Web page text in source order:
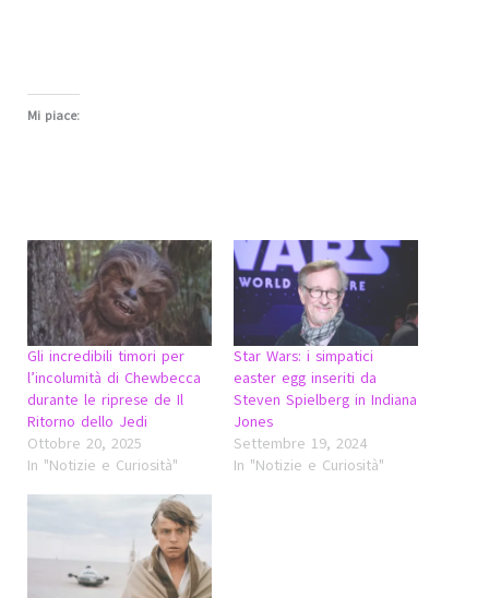
Mi piace:
Gli incredibili timori per
l’incolumità di Chewbecca
durante le riprese de Il
Ritorno dello Jedi
Ottobre 20, 2025
In "Notizie e Curiosità"
Star Wars: i simpatici
easter egg inseriti da
Steven Spielberg in Indiana
Jones
Settembre 19, 2024
In "Notizie e Curiosità"